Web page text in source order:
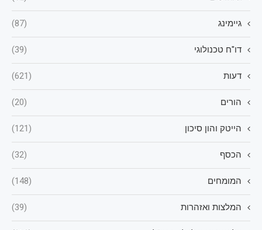
גיימינג (87)
דו"ח טכנולוגי (39)
דעות (621)
הורים (20)
הייטק והון סיכון (121)
הכסף (32)
המומחים (148)
המלצות ואזהרות (39)